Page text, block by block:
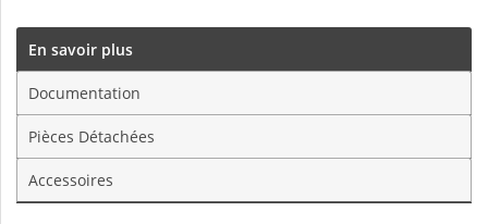
En savoir plus
Documentation
Pièces Détachées
Accessoires